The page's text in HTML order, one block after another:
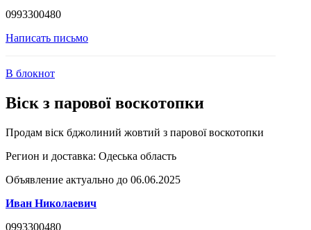
0993300480
Написать письмо
В блокнот
Віск з парової воскотопки
Продам віск бджолиний жовтий з парової воскотопки
Регион и доставка: Одеська область
Объявление актуально до 06.06.2025
Иван Николаевич
0993300480